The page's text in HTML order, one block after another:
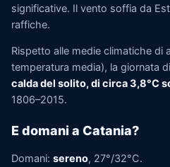
significative. Il vento soffia da
raffiche.
Rispetto alle medie climatiche di
temperatura media), la giornata
calda del solito, di circa 3,8°C
1806–2015.
E domani a Catania?
Domani: sereno, 27°/32°C.